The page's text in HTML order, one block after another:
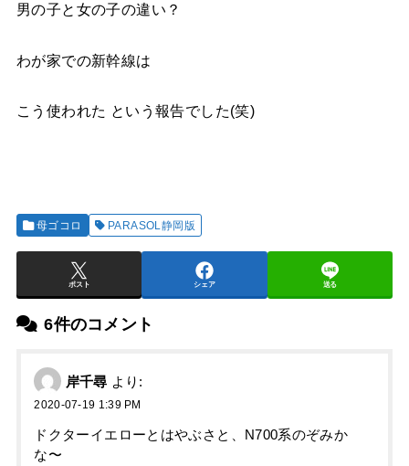
男の子と女の子の違い？
わが家での新幹線は
こう使われた という報告でした(笑)
母ゴコロ PARASOL静岡版
ポスト シェア 送る
6件のコメント
岸千尋 より:
2020-07-19 1:39 PM
ドクターイエローとはやぶさと、N700系のぞみか
な〜